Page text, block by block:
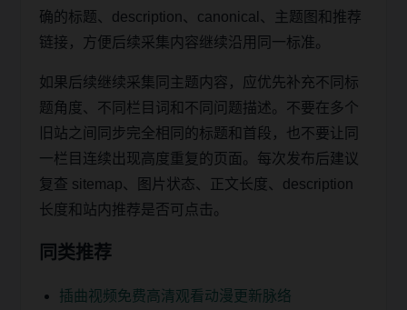
确的标题、description、canonical、主题图和推荐
链接，方便后续采集内容继续沿用同一标准。
如果后续继续采集同主题内容，应优先补充不同标
题角度、不同栏目词和不同问题描述。不要在多个
旧站之间同步完全相同的标题和首段，也不要让同
一栏目连续出现高度重复的页面。每次发布后建议
复查 sitemap、图片状态、正文长度、description
长度和站内推荐是否可点击。
同类推荐
插曲视频免费高清观看动漫更新脉络